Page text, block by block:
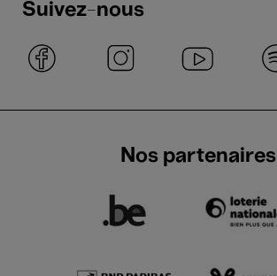
Suivez-nous
Nos partenaires